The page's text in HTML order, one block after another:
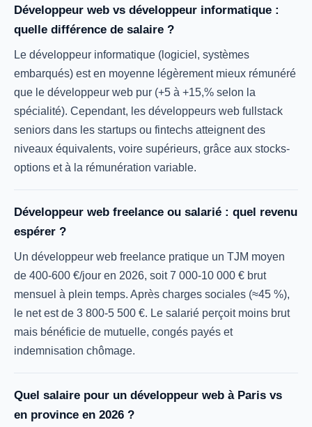
Développeur web vs développeur informatique :
quelle différence de salaire ?
Le développeur informatique (logiciel, systèmes
embarqués) est en moyenne légèrement mieux rémunéré
que le développeur web pur (+5 à +15,% selon la
spécialité). Cependant, les développeurs web fullstack
seniors dans les startups ou fintechs atteignent des
niveaux équivalents, voire supérieurs, grâce aux stocks-
options et à la rémunération variable.
Développeur web freelance ou salarié : quel revenu
espérer ?
Un développeur web freelance pratique un TJM moyen
de 400-600 €/jour en 2026, soit 7 000-10 000 € brut
mensuel à plein temps. Après charges sociales (≈45 %),
le net est de 3 800-5 500 €. Le salarié perçoit moins brut
mais bénéficie de mutuelle, congés payés et
indemnisation chômage.
Quel salaire pour un développeur web à Paris vs
en province en 2026 ?